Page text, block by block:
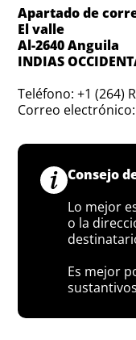
Apartado de
El valle
Al-2640 Anguila
INDIAS
Teléfono: +1 (264)
Correo
Consejo
Lo mejor
o la
Es mejor